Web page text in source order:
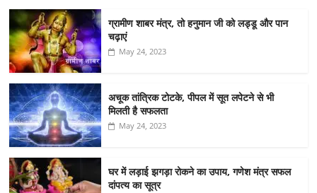
ग्रामीण शाबर मंत्र, तो हनुमान जी को लड्डू और पान
चढ़ाएं
May 24, 2023
अचूक तांत्रिक टोटके, पीपल में सूत लपेटने से भी
मिलती है सफलता
May 24, 2023
घर में लड़ाई झगड़ा रोकने का उपाय, गणेश मंत्र सफल
दांपत्य का सूत्र